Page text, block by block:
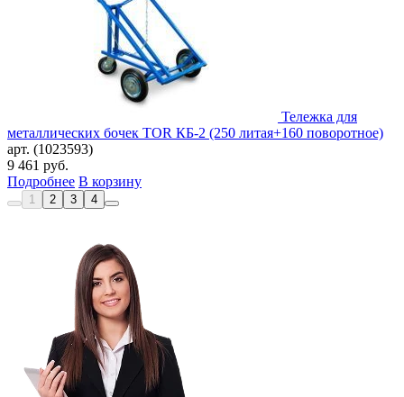
Тележка для
металлических бочек TOR КБ-2 (250 литая+160 поворотное)
арт. (1023593)
9 461 руб.
Подробнее В корзину
1 2 3 4